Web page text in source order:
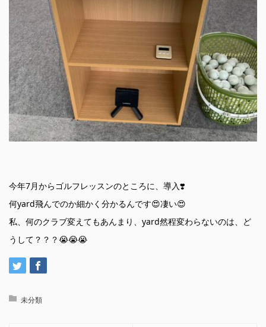
今年7月からゴルフレッスンのところに、導入❣️
何yard飛んでのか細かく分かるんです😍凄い😍
私、何のクラブ変えてもあんまり、yard然程変わらないのは、ど
うして？？？😭😭😭
未分類